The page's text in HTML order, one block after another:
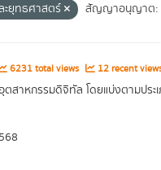
ะยุทธศาสตร์ สัญญาอนุญาต:
6231 total views 12 recent
สาหกรรมดิจิทัล โดยแบ่งตามประ